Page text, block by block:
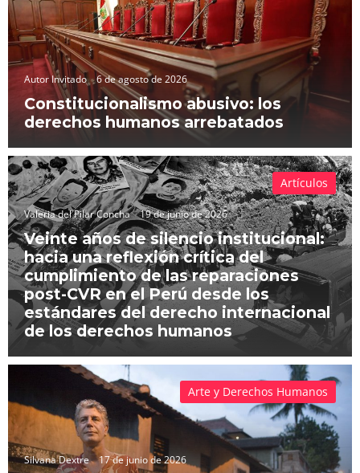
Autor Invitado 6 de agosto de 2026
Constitucionalismo abusivo: los
derechos humanos arrebatados
Valeria del Pilar Concha 19 de junio de 2026
Veinte años de silencio institucional:
hacia una reflexión crítica del
cumplimiento de las reparaciones
post-CVR en el Perú desde los
estándares del derecho internacional
de los derechos humanos
Artículos
Silvana Dextre 17 de junio de 2026
Arte y Derechos Humanos